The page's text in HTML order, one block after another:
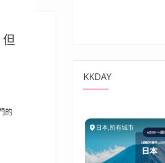
的
為打卡熱點，但卻隱藏在大多數人不會特別去的地方”
KKDAY